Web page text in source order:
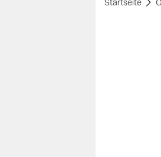
themen
Startseite